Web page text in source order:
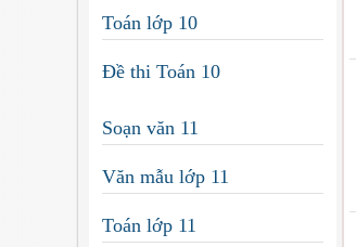
Toán lớp 10
Đề thi Toán 10
Soạn văn 11
Văn mẫu lớp 11
Toán lớp 11